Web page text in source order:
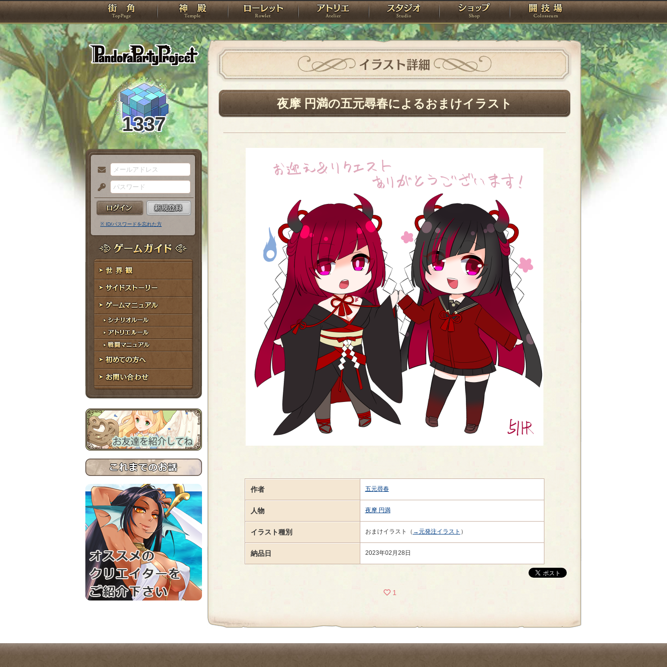
PandoraPartyProject
TOP 神殿 ローレット アトリエ スタジオ ショップ 闘技場
1337
メ
ー
ル
ア
ド
レ
ス
パ
ス
ー
ド
※ ID/パスワードを忘れた方
ゲームガイド
世界観
サイドストーリー
ゲームマニュアル
シナリオルール
アトリエルール
戦闘マニュアル
初めての方へ
お問い合わせ
イラスト詳細
夜摩 円満の五元尋春によるおまけイラスト
作者 五元尋春
人物 夜摩 円満
イラスト種別 おまけイラスト（ →元発注イラスト ）
納品日 2023年02月28日
1